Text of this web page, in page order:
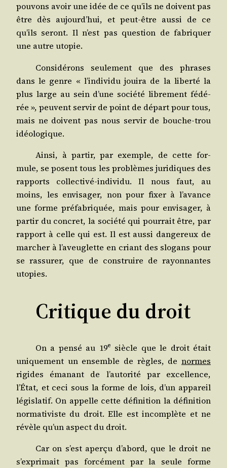
pou­vons avoir une idée de ce qu’ils ne doivent pas
être dès aujourd’hui, et peut-être aus­si de ce
qu’ils seront. Il n’est pas ques­tion de fabri­quer
une autre utopie.
Consi­dé­rons seule­ment que des phrases
dans le genre « l’individu joui­ra de la liber­té la
plus large au sein d’une socié­té libre­ment fédé­
rée », peuvent ser­vir de point de départ pour tous,
mais ne doivent pas nous ser­vir de bouche-trou
idéologique.
Ain­si, à par­tir, par exemple, de cette for­
mule, se posent tous les pro­blèmes juri­diques des
rap­ports col­lec­ti­vé-indi­vi­du. Il nous faut, au
moins, les envi­sa­ger, non pour fixer à l’avance
une forme pré­fa­bri­quée, mais pour envi­sa­ger, à
par­tir du concret, la socié­té qui pour­rait être, par
rap­port à celle qui est. Il est aus­si dan­ge­reux de
mar­cher à l’a­veu­glette en criant des slo­gans pour
se ras­su­rer, que de construire de rayon­nantes
utopies.
Critique du droit
On a pen­sé au 19e siècle que le droit était
uni­que­ment un ensemble de règles, de normes
rigides éma­nant de l’autorité par excel­lence,
l’État, et ceci sous la forme de lois, d’un appa­reil
légis­la­tif. On appelle cette défi­ni­tion la défi­ni­tion
nor­ma­ti­viste du droit. Elle est incom­plète et ne
révèle qu’un aspect du droit.
Car on s’est aper­çu d’abord, que le droit ne
s’exprimait pas for­cé­ment par la seule forme